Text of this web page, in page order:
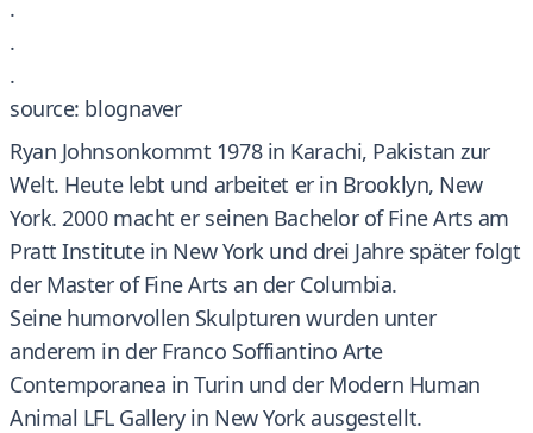
.
.
.
source: blognaver
Ryan Johnsonkommt 1978 in Karachi, Pakistan zur
Welt. Heute lebt und arbeitet er in Brooklyn, New
York. 2000 macht er seinen Bachelor of Fine Arts am
Pratt Institute in New York und drei Jahre später folgt
der Master of Fine Arts an der Columbia.
Seine humorvollen Skulpturen wurden unter
anderem in der Franco Soffiantino Arte
Contemporanea in Turin und der Modern Human
Animal LFL Gallery in New York ausgestellt.